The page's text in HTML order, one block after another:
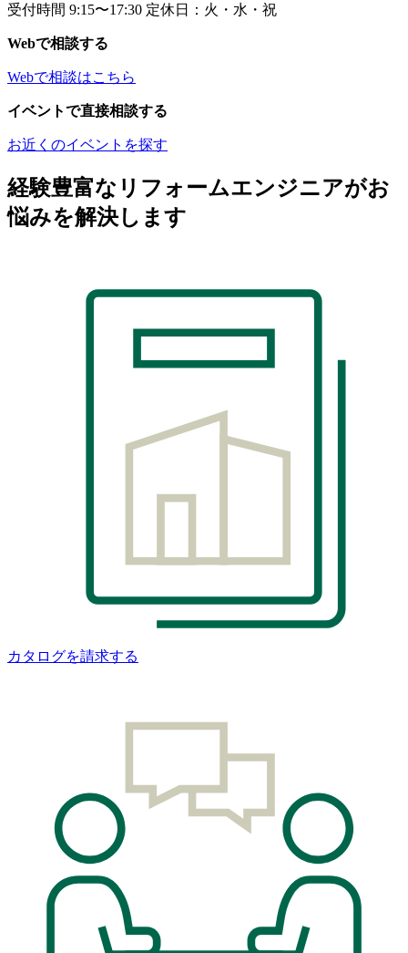
受付時間 9:15〜17:30 定休日：火・水・祝
Webで相談する
Webで相談はこちら
イベントで直接相談する
お近くのイベントを探す
経験豊富なリフォームエンジニアがお
悩みを解決します
カタログを請求する